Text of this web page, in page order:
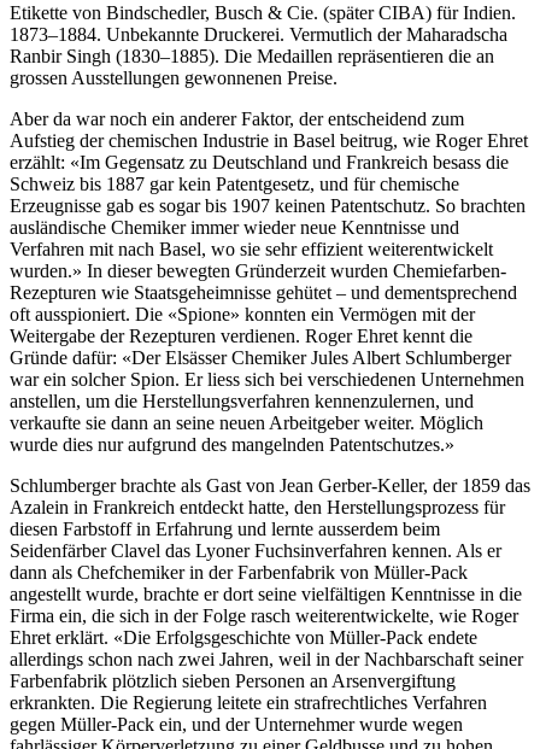
Etikette von Bindschedler, Busch & Cie. (später CIBA) für Indien.
1873–1884. Unbekannte Druckerei. Vermutlich der Maharadscha
Ranbir Singh (1830–1885). Die Medaillen repräsentieren die an
grossen Ausstellungen gewonnenen Preise.
Aber da war noch ein anderer Faktor, der entscheidend zum
Aufstieg der chemischen Industrie in Basel beitrug, wie Roger Ehret
erzählt: «Im Gegensatz zu Deutschland und Frankreich besass die
Schweiz bis 1887 gar kein Patentgesetz, und für chemische
Erzeugnisse gab es sogar bis 1907 keinen Patentschutz. So brachten
ausländische Chemiker immer wieder neue Kenntnisse und
Verfahren mit nach Basel, wo sie sehr effizient weiterentwickelt
wurden.» In dieser bewegten Gründerzeit wurden Chemiefarben-
Rezepturen wie Staatsgeheimnisse gehütet – und dementsprechend
oft ausspioniert. Die «Spione» konnten ein Vermögen mit der
Weitergabe der Rezepturen verdienen. Roger Ehret kennt die
Gründe dafür: «Der Elsässer Chemiker Jules Albert Schlumberger
war ein solcher Spion. Er liess sich bei verschiedenen Unternehmen
anstellen, um die Herstellungsverfahren kennenzulernen, und
verkaufte sie dann an seine neuen Arbeitgeber weiter. Möglich
wurde dies nur aufgrund des mangelnden Patentschutzes.»
Schlumberger brachte als Gast von Jean Gerber-Keller, der 1859 das
Azalein in Frankreich entdeckt hatte, den Herstellungsprozess für
diesen Farbstoff in Erfahrung und lernte ausserdem beim
Seidenfärber Clavel das Lyoner Fuchsinverfahren kennen. Als er
dann als Chefchemiker in der Farbenfabrik von Müller-Pack
angestellt wurde, brachte er dort seine vielfältigen Kenntnisse in die
Firma ein, die sich in der Folge rasch weiterentwickelte, wie Roger
Ehret erklärt. «Die Erfolgsgeschichte von Müller-Pack endete
allerdings schon nach zwei Jahren, weil in der Nachbarschaft seiner
Farbenfabrik plötzlich sieben Personen an Arsenvergiftung
erkrankten. Die Regierung leitete ein strafrechtliches Verfahren
gegen Müller-Pack ein, und der Unternehmer wurde wegen